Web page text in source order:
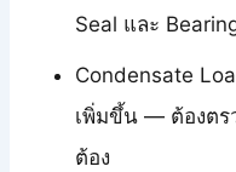
Seal และ
Condensate
เพิ่มขึ้น — ต้องตร
ต้อง